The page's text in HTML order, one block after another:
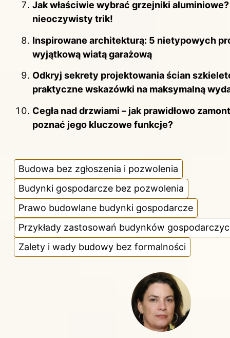
Jak właściwie wybrać grzejniki
nieoczywisty trik!
Inspirowane architekturą: 5 nietypowych
wyjątkową wiatą garażową
Odkryj sekrety projektowania ścian
praktyczne wskazówki na maksymalną
Cegła nad drzwiami – jak prawidłowo
poznać jego kluczowe funkcje?
Budowa bez zgłoszenia i pozwolenia
Budynki gospodarcze bez pozwolenia
Prawo budowlane budynki gospodarcze
Przykłady zastosowań budynków
Zalety i wady budowy bez formalności